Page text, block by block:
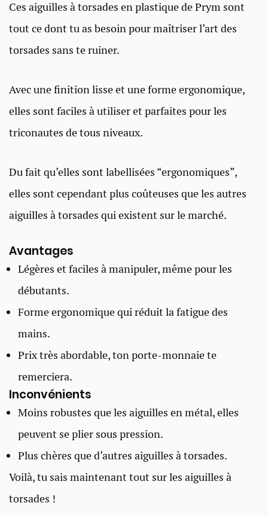
Ces aiguilles à torsades en plastique de Prym sont
tout ce dont tu as besoin pour maîtriser l’art des
torsades sans te ruiner.
Avec une finition lisse et une forme ergonomique,
elles sont faciles à utiliser et parfaites pour les
triconautes de tous niveaux.
Du fait qu’elles sont labellisées “ergonomiques”,
elles sont cependant plus coûteuses que les autres
aiguilles à torsades qui existent sur le marché.
Avantages
Légères et faciles à manipuler, même pour les
débutants.
Forme ergonomique qui réduit la fatigue des
mains.
Prix très abordable, ton porte-monnaie te
remerciera.
Inconvénients
Moins robustes que les aiguilles en métal, elles
peuvent se plier sous pression.
Plus chères que d’autres aiguilles à torsades.
Voilà, tu sais maintenant tout sur les aiguilles à
torsades !